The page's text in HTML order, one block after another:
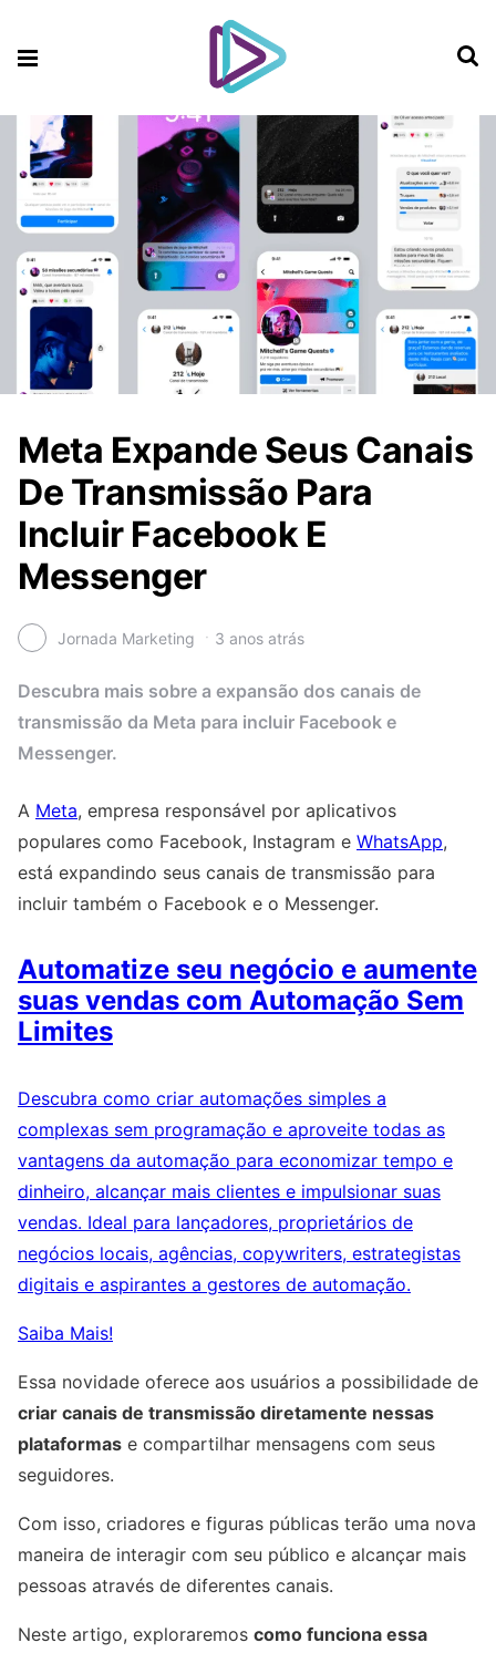
Meta Expande Seus Canais
De Transmissão Para
Incluir Facebook E
Messenger
Jornada Marketing 3 anos atrás
Descubra mais sobre a expansão dos canais de
transmissão da Meta para incluir Facebook e
Messenger.
A Meta, empresa responsável por aplicativos
populares como Facebook, Instagram e WhatsApp,
está expandindo seus canais de transmissão para
incluir também o Facebook e o Messenger.
Automatize seu negócio e aumente
suas vendas com Automação Sem
Limites
Descubra como criar automações simples a
complexas sem programação e aproveite todas as
vantagens da automação para economizar tempo e
dinheiro, alcançar mais clientes e impulsionar suas
vendas. Ideal para lançadores, proprietários de
negócios locais, agências, copywriters, estrategistas
digitais e aspirantes a gestores de automação.
Saiba Mais!
Essa novidade oferece aos usuários a possibilidade de
criar canais de transmissão diretamente nessas
plataformas e compartilhar mensagens com seus
seguidores.
Com isso, criadores e figuras públicas terão uma nova
maneira de interagir com seu público e alcançar mais
pessoas através de diferentes canais.
Neste artigo, exploraremos como funciona essa